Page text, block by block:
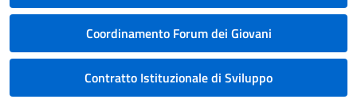
Coordinamento Forum dei Giovani
Contratto Istituzionale di Sviluppo